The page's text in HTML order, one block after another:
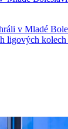
v Mladé
ligových